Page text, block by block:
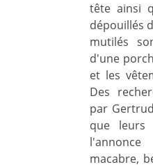
tête ainsi
dépouillés
mutilés
d'une
et les
Des
par
que leurs
macabre,